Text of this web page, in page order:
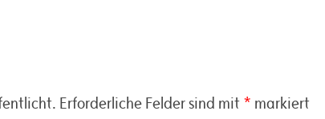
Erforderliche Felder sind mit * markiert